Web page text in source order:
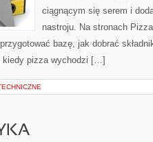
ciągnącym się serem i
nastroju. Na stronach
bazę, jak dobrać
kiedy pizza wychodzi […]